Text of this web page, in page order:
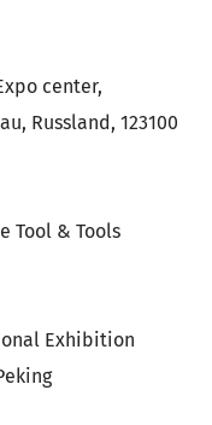
center,
Russland, 123100
Tool & Tools
Exhibition